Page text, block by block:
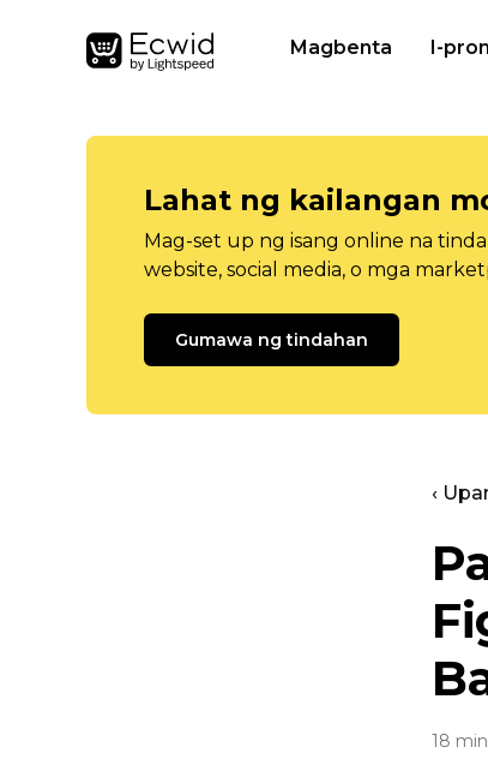
Magbenta I-
Lahat ng kailangan
Mag-set up ng isang online na
website, social media, o mga
Gumawa ng tindahan
‹
18